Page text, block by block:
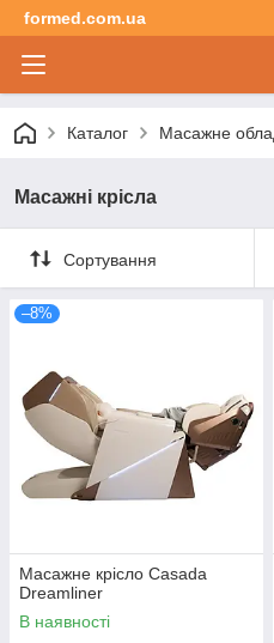
formed.com.ua
Каталог Масажне
Масажні крісла
Сортування
–8%
Масажне крісло Casada
Dreamliner
В наявності